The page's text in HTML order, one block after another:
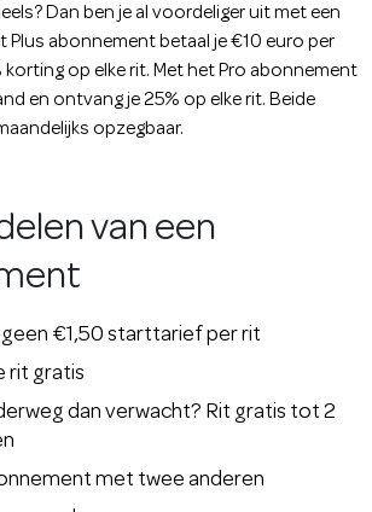
Dan ben je al voordeliger uit met een
Plus abonnement betaal je €10 euro per
korting op elke rit. Met het Pro abonnement
en ontvang je 25% op elke rit. Beide
opzegbaar.
van een
€1,50 starttarief per rit
rit gratis
dan verwacht? Rit gratis tot 2
met twee anderen